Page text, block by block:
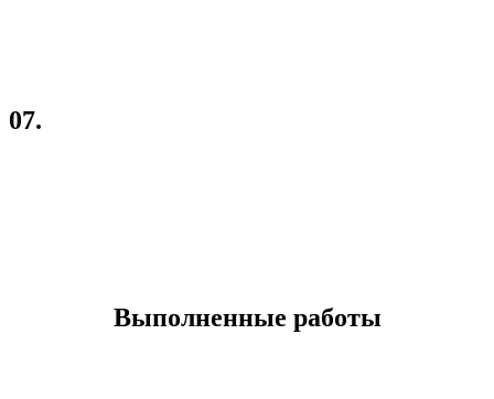
07.
Выполненные работы